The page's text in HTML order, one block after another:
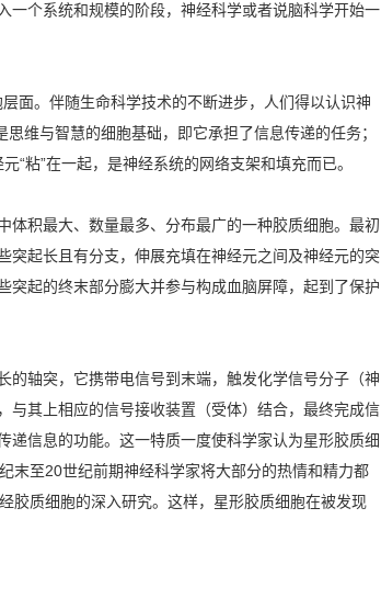
一个系统和规模的阶段，神经科学或者说脑科学开始一
。伴随生命科学技术的不断进步，人们得以认识神
维与智慧的细胞基础，即它承担了信息传递的任务；
粘”在一起，是神经系统的网络支架和填充而已。
积最大、数量最多、分布最广的一种胶质细胞。最初
突起长且有分支，伸展充填在神经元之间及神经元的突
起的终末部分膨大并参与构成血脑屏障，起到了保护
轴突，它携带电信号到末端，触发化学信号分子（神
与其上相应的信号接收装置（受体）结合，最终完成信
信息的功能。这一特质一度使科学家认为星形胶质细
末至20世纪前期神经科学家将大部分的热情和精力都
胶质细胞的深入研究。这样，星形胶质细胞在被发现